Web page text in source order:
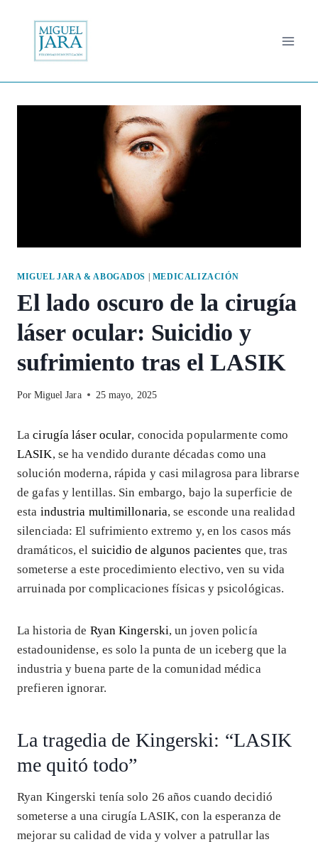
contenido
MIGUEL JARA & ABOGADOS MEDICALIZACIÓN
El lado oscuro de la cirugía
láser ocular: Suicidio y
sufrimiento tras el LASIK
Por Miguel Jara 25 mayo, 2025
Lacirugía láser ocular, conocida popularmente como
LASIK, se ha vendido durante décadas como una
solución moderna, rápida y casi milagrosa para librarse
de gafas y lentillas. Sin embargo, bajo la superficie de
esta industria multimillonaria, se esconde una realidad
silenciada: El sufrimiento extremo y, en los casos más
dramáticos, el suicidio de algunos pacientes que, tras
someterse a este procedimiento electivo, ven su vida
arruinada por complicaciones físicas y psicológicas.
La historia de Ryan Kingerski, un joven policía
estadounidense, es solo la punta de un iceberg que la
industria y buena parte de la comunidad médica
prefieren ignorar.
La tragedia de Kingerski: “LASIK
me quitó todo”
Ryan Kingerski tenía solo 26 años cuando decidió
someterse a una cirugía LASIK, con la esperanza de
mejorar su calidad de vida y volver a patrullar las